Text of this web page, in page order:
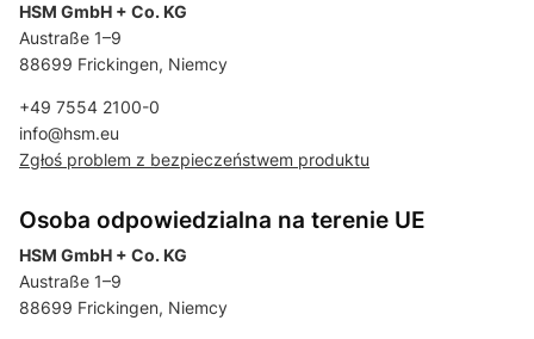
HSM GmbH + Co. KG
Austraße 1–9
88699 Frickingen, Niemcy
+49 7554 2100-0
info@hsm.eu
Zgłoś problem z bezpieczeństwem produktu
Osoba odpowiedzialna na terenie UE
HSM GmbH + Co. KG
Austraße 1–9
88699 Frickingen, Niemcy